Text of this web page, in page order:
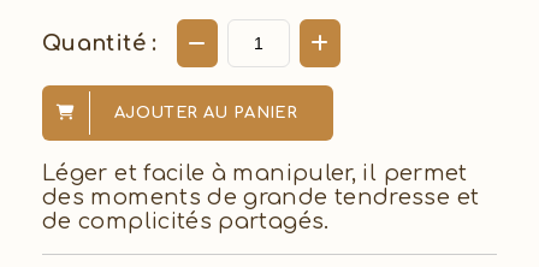
Quantité :
AJOUTER AU PANIER
Léger et facile à manipuler, il permet
des moments de grande tendresse et
de complicités partagés.